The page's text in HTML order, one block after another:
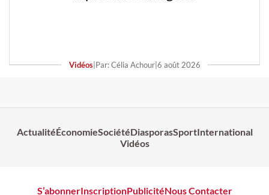
Vidéos| Par: Célia Achour| 6 août 2026
ActualitéÉconomieSociétéDiasporasSportInternational
Vidéos
S’abonnerInscriptionPublicitéNous Contacter